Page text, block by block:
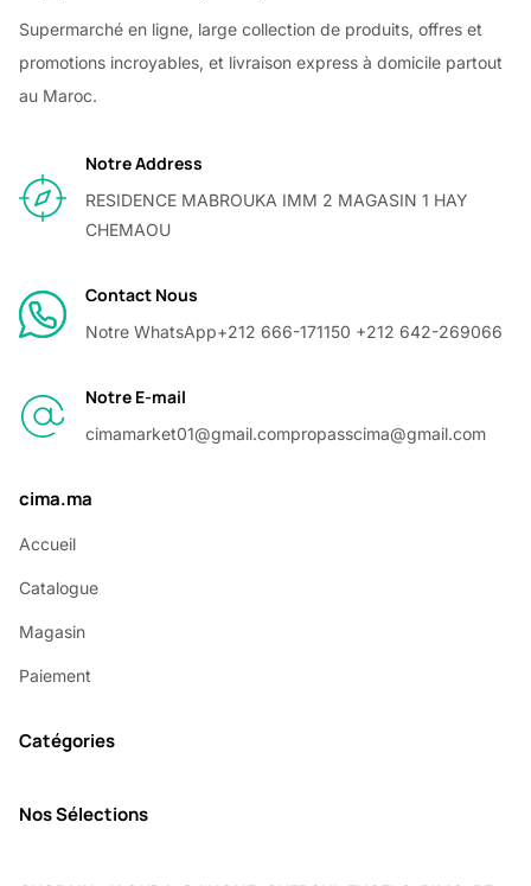
Supermarché en ligne, large collection de produits, offres et
promotions incroyables, et livraison express à domicile partout
au Maroc.
Notre Address
RESIDENCE MABROUKA IMM 2 MAGASIN 1 HAY
CHEMAOU
Contact Nous
Notre WhatsApp+212 666-171150 +212 642-269066
Notre E-mail
cimamarket01@gmail.compropasscima@gmail.com
cima.ma
Accueil
Catalogue
Magasin
Paiement
Catégories
Nos Sélections